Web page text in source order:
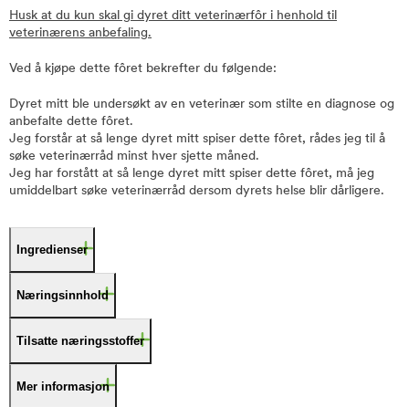
Husk at du kun skal gi dyret ditt veterinærfôr i henhold til
veterinærens anbefaling.
Ved å kjøpe dette fôret bekrefter du følgende:
Dyret mitt ble undersøkt av en veterinær som stilte en diagnose og
anbefalte dette fôret.
Jeg forstår at så lenge dyret mitt spiser dette fôret, rådes jeg til å
søke veterinærråd minst hver sjette måned.
Jeg har forstått at så lenge dyret mitt spiser dette fôret, må jeg
umiddelbart søke veterinærråd dersom dyrets helse blir dårligere.
Ingredienser
Næringsinnhold
Tilsatte næringsstoffer
Mer informasjon